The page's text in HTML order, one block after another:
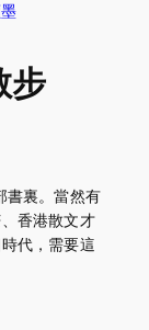
步
書裏。當然有
香港散文才
代，需要這